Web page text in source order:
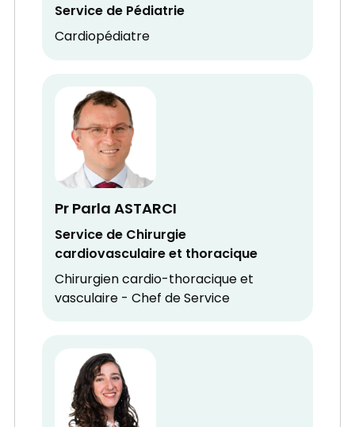
Service de Pédiatrie
Cardiopédiatre
Pr Parla ASTARCI
Service de Chirurgie
cardiovasculaire et thoracique
Chirurgien cardio-thoracique et
vasculaire - Chef de Service